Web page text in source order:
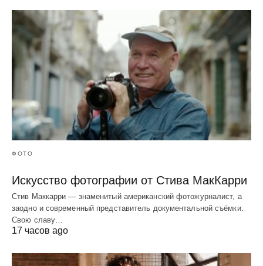
ФОТО
Искусство фотографии от Стива МакКарри
Стив Маккарри — знаменитый американский фотожурналист, а
заодно и современный представитель документальной съёмки.
Свою славу…
17 часов ago